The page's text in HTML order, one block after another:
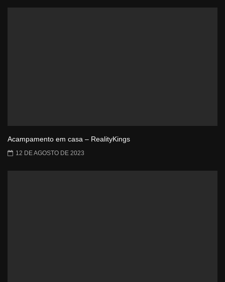
Acampamento em casa – RealityKings
12 DE AGOSTO DE 2023